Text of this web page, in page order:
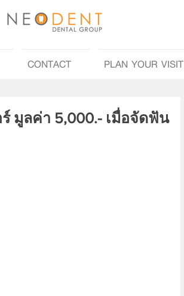
CONTACT PLAN YOUR VISIT
ร์ มูลค่า 5,000.- เมื่อจัดฟัน